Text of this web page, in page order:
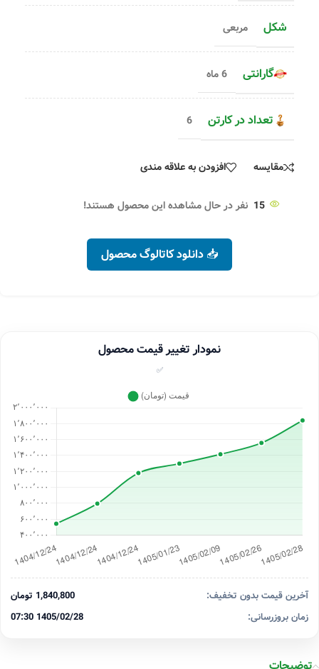
شکل مربعی
گارانتی 6 ماه
تعداد در کارتن 6
مقایسه افزودن به علاقه مندی
15 نفر در حال مشاهده این محصول هستند!
📥 دانلود کاتالوگ محصول
نمودار تغییر قیمت محصول
✅
آخرین قیمت بدون تخفیف:
1,840,800 تومان
زمان بروزرسانی:
1405/02/28 07:30